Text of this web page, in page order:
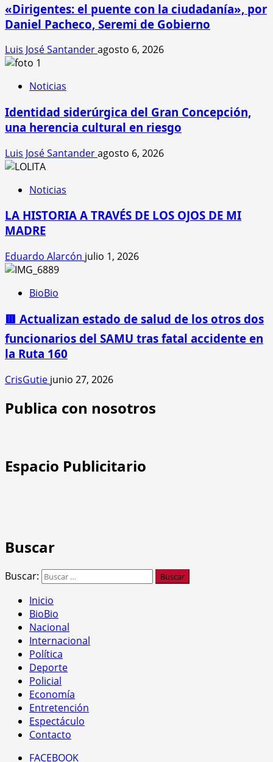
«Dirigentes: el puente con la ciudadanía», por
Daniel Pacheco, Seremi de Gobierno
Luis José Santanderagosto 6, 2026
Noticias
Identidad siderúrgica del Gran Concepción,
una herencia cultural en riesgo
Luis José Santanderagosto 6, 2026
Noticias
LA HISTORIA A TRAVÉS DE LOS OJOS DE MI
MADRE
Eduardo Alarcón julio 1, 2026
BioBio
🟥 Actualizan estado de salud de los otros dos
funcionarios del SAMU tras fatal accidente en
la Ruta 160
CrisGutie junio 27, 2026
Publica con nosotros
Espacio Publicitario
Buscar
Buscar:
Inicio
BioBio
Nacional
Internacional
Política
Deporte
Policial
Economía
Entretención
Espectáculo
Contacto
FACEBOOK